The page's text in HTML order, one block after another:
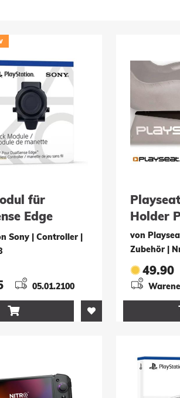
für
Edge
Controller
Sony | Controller |
05.01.2100

Holder
von
Zubehör |
49.90